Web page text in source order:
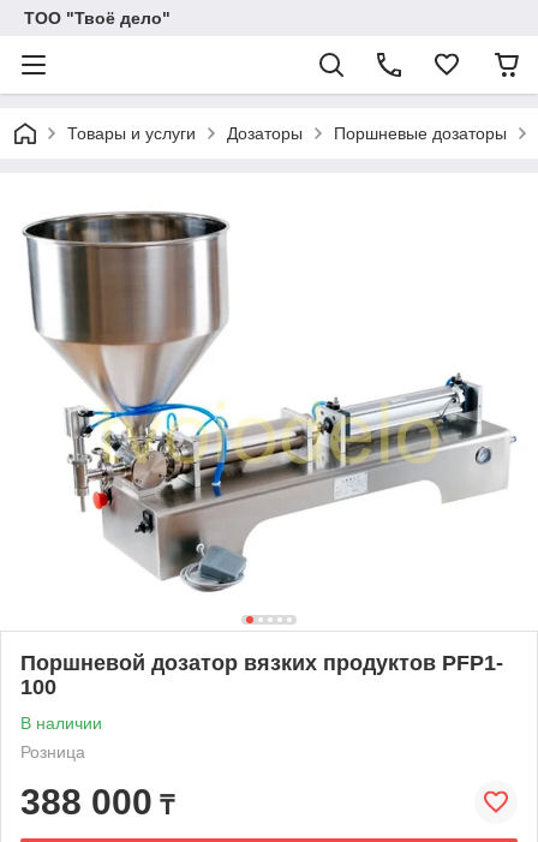
ТОО "Твоё дело"
Товары и услуги Дозаторы Поршневые дозаторы
Поршневой дозатор вязких продуктов PFP1-
100
В наличии
Розница
388 000 ₸